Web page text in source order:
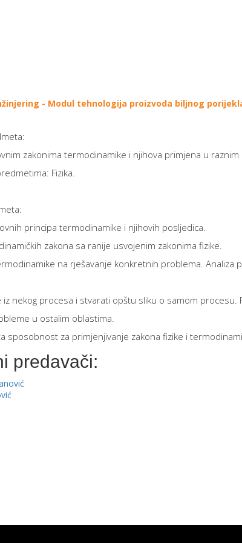
- Modul tehnologija proizvoda biljnog
zakonima termodinamike i njihova primjena u
Fizika.
principa termodinamike i njihovih posljedica.
zakona sa ranije usvojenim zakonima fizike.
na rješavanje konkretnih problema.
iz nekog procesa i stvarati opštu sliku o samom
u ostalim oblastima.
sposobnost za primjenjivanje zakona fizike i
predavači: